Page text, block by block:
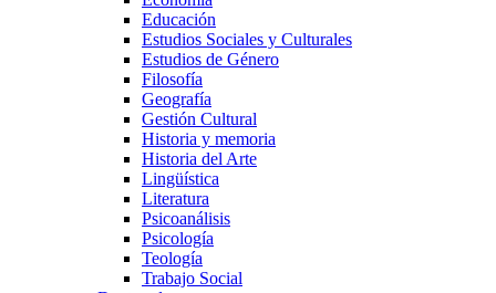
Educación
Estudios Sociales y Culturales
Estudios de Género
Filosofía
Geografía
Gestión Cultural
Historia y memoria
Historia del Arte
Lingüística
Literatura
Psicoanálisis
Psicología
Teología
Trabajo Social